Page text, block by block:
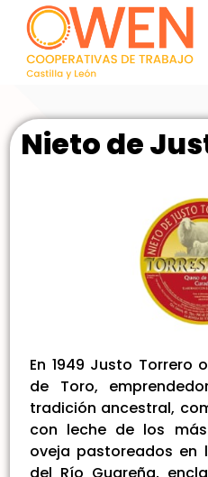
Nieto de
En 1949 Justo Torrero
de Toro,
tradición ancestral,
con leche de los
oveja pastoreados en
del Río Guareña,